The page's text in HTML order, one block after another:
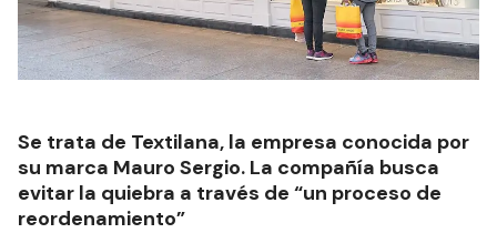
Se trata de Textilana, la empresa conocida por
su marca Mauro Sergio. La compañía busca
evitar la quiebra a través de “un proceso de
reordenamiento”